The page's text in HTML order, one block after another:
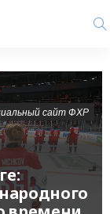
сайт ФХР